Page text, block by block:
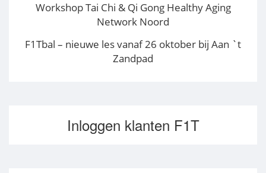
Workshop Tai Chi & Qi Gong Healthy Aging
Network Noord
F1Tbal – nieuwe les vanaf 26 oktober bij Aan `t
Zandpad
Inloggen klanten F1T